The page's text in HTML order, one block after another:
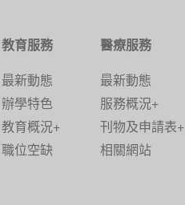
教育服務
最新動態
辦學特色
教育概況+
職位空缺
醫療服務
最新動態
服務概況+
刊物及申請表+
相關網站